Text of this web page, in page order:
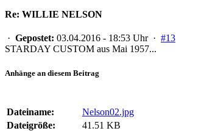
Re: WILLIE NELSON
· Gepostet: 03.04.2016 - 18:53 Uhr · #13
STARDAY CUSTOM aus Mai 1957...
Anhänge an diesem Beitrag
Dateiname:
Nelson02.jpg
Dateigröße:
41.51 KB